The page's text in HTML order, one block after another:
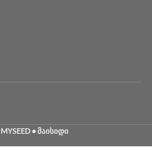
MYSEED • მაისიდი